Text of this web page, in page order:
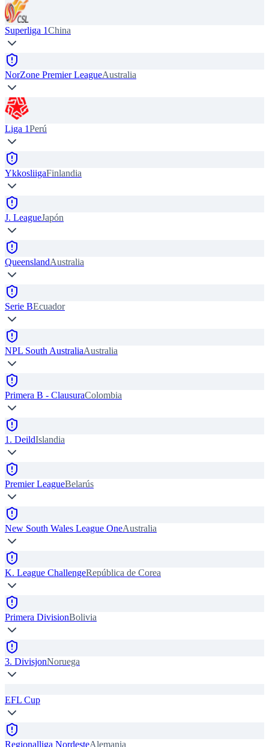
Superliga 1China
NorZone Premier LeagueAustralia
Liga 1Perú
YkkosliigaFinlandia
J. LeagueJapón
QueenslandAustralia
Serie BEcuador
NPL South AustraliaAustralia
Primera B - ClausuraColombia
1. DeildIslandia
Premier LeagueBelarús
New South Wales League OneAustralia
K. League ChallengeRepública de Corea
Primera DivisionBolivia
3. DivisjonNoruega
EFL Cup
Regionalliga NordesteAlemania